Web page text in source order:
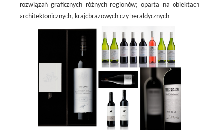
rozwiązań graficznych różnych regionów; oparta na obiektach
architektonicznych, krajobrazowych czy heraldycznych